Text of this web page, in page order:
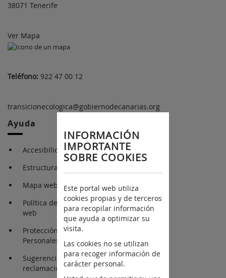
38071 Tenerife
Ver Mapa
Teléfono: 922 47 00 12
transicionecologica@gobiernodecanarias.org
Ayuda
Accesibilidad
Estructura Orgánica
Mapa web
Política de cookies en la
web
Protección de Datos
Personales
Sugerencias y
reclamaciones
INFORMACIÓN
IMPORTANTE
SOBRE COOKIES
Este portal web utiliza
cookies propias y de terceros
para recopilar información
que ayuda a optimizar su
visita.
Las cookies no se utilizan
para recoger información de
carácter personal.